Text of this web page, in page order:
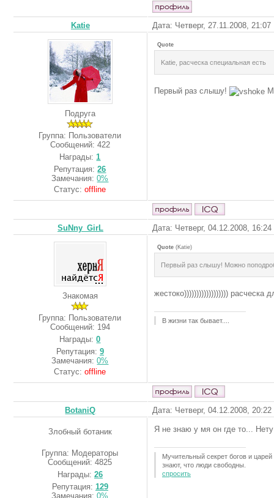
Katie Дата: Четверг, 27.11.2008,
Подруга
Группа: Пользователи
Сообщений: 422
Награды: 1
Репутация:26
Замечания:0%
Статус:offline
Quote
Katie, расческа специальная есть
Первый раз слышу!
SuNny_GirL Дата: Четверг, 04.12.2008,
Знакомая
Группа: Пользователи
Сообщений: 194
Награды:0
Репутация: 9
Замечания:0%
Статус:offline
Quote (Katie)
Первый раз слышу! Можно
жестоко)))))))))))))))))) расческа
В жизни так бывает....
BotaniQ Дата: Четверг, 04.12.2008,
Злобный ботаник
Группа: Модераторы
Сообщений:4825
Награды: 26
Репутация: 129
Замечания:0%
Я не знаю у мя он где то... Нету
Мучительный секрет богов и царей
знают, что люди свободны.
спросить